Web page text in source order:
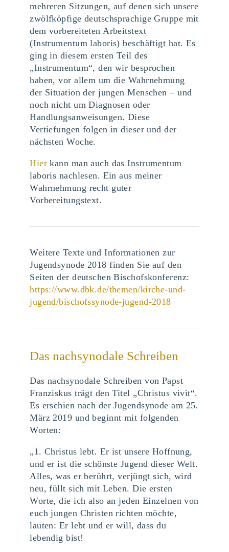
mehreren Sitzungen, auf denen sich unsere
zwölfköpfige deutschsprachige Gruppe mit
dem vorbereiteten Arbeitstext
(Instrumentum laboris) beschäftigt hat. Es
ging in diesem ersten Teil des
„Instrumentum“, den wir besprochen
haben, vor allem um die Wahrnehmung
der Situation der jungen Menschen – und
noch nicht um Diagnosen oder
Handlungsanweisungen. Diese
Vertiefungen folgen in dieser und der
nächsten Woche.
Hier kann man auch das Instrumentum
laboris nachlesen. Ein aus meiner
Wahrnehmung recht guter
Vorbereitungstext.
Weitere Texte und Informationen zur
Jugendsynode 2018 finden Sie auf den
Seiten der deutschen Bischofskonferenz:
https://www.dbk.de/themen/kirche-und-
jugend/bischofssynode-jugend-2018
Das nachsynodale Schreiben
Das nachsynodale Schreiben von Papst
Franziskus trägt den Titel „Christus vivit“.
Es erschien nach der Jugendsynode am 25.
März 2019 und beginnt mit folgenden
Worten:
„1. Christus lebt. Er ist unsere Hoffnung,
und er ist die schönste Jugend dieser Welt.
Alles, was er berührt, verjüngt sich, wird
neu, füllt sich mit Leben. Die ersten
Worte, die ich also an jeden Einzelnen von
euch jungen Christen richten möchte,
lauten: Er lebt und er will, dass du
lebendig bist!